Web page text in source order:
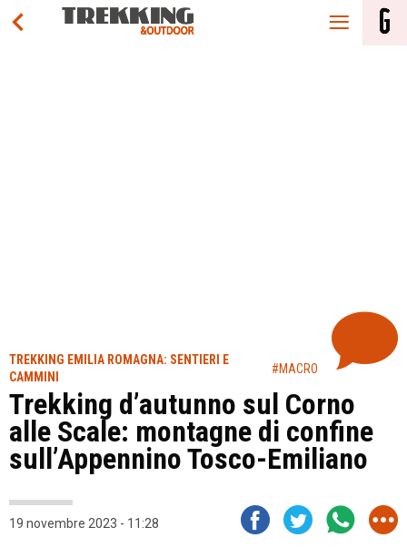
TREKKING EMILIA ROMAGNA: SENTIERI E
CAMMINI
#MACRO
Trekking d’autunno sul Corno
alle Scale: montagne di confine
sull’Appennino Tosco-Emiliano
19 novembre 2023 - 11:28